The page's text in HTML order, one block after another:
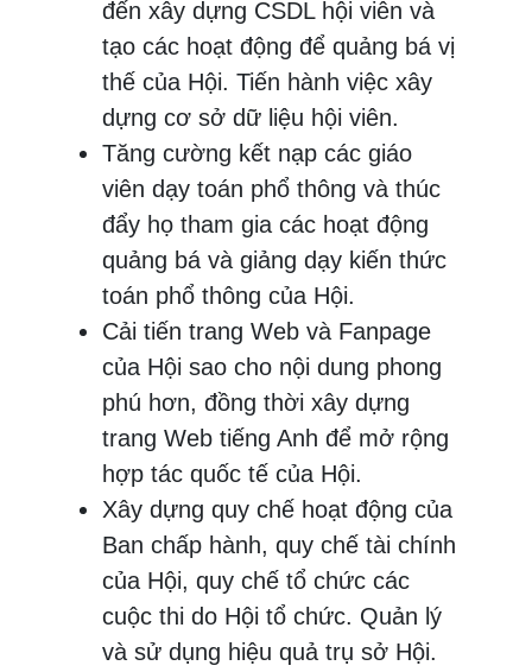
đến xây dựng CSDL hội viên và
tạo các hoạt động để quảng bá vị
thế của Hội. Tiến hành việc xây
dựng cơ sở dữ liệu hội viên.
Tăng cường kết nạp các giáo
viên dạy toán phổ thông và thúc
đẩy họ tham gia các hoạt động
quảng bá và giảng dạy kiến thức
toán phổ thông của Hội.
Cải tiến trang Web và Fanpage
của Hội sao cho nội dung phong
phú hơn, đồng thời xây dựng
trang Web tiếng Anh để mở rộng
hợp tác quốc tế của Hội.
Xây dựng quy chế hoạt động của
Ban chấp hành, quy chế tài chính
của Hội, quy chế tổ chức các
cuộc thi do Hội tổ chức. Quản lý
và sử dụng hiệu quả trụ sở Hội.